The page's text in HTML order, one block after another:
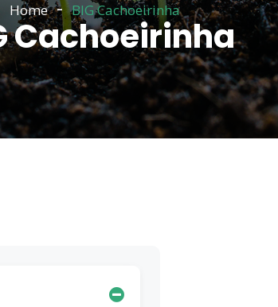
Home BIG Cachoeirinha
Cachoeirinha